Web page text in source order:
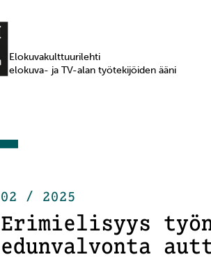
Elokuvakulttuurilehti
elokuva- ja TV-alan työtekijöiden ääni
02 / 2025
Erimielisyys
edunvalvonta